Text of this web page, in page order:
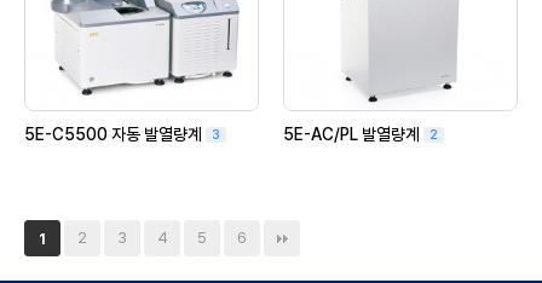
5E-C5500 자동 발열량계 3 5E-AC/PL 발열량계 2
1 2 3 4 5 6